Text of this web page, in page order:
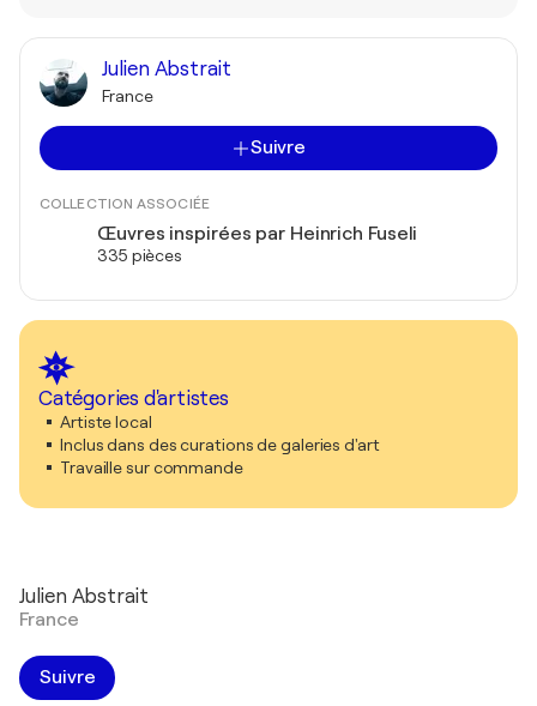
Julien Abstrait
France
Suivre
COLLECTION ASSOCIÉE
Œuvres inspirées par Heinrich Fuseli
335 pièces
Catégories d'artistes
Artiste local
Inclus dans des curations de galeries d'art
Travaille sur commande
Julien Abstrait
France
Suivre